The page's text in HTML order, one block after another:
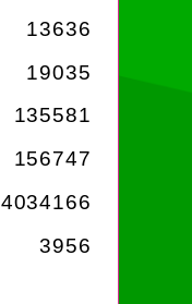
13636
19035
135581
156747
4034166
3956